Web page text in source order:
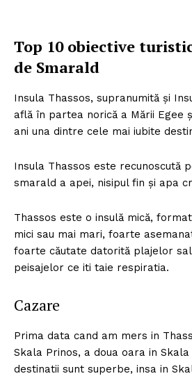
Top 10 obiective
de Smarald
Insula Thassos, supranumită şi
află în partea norică a Mării Egee
ani una dintre cele mai iubite
Insula Thassos este recunoscută
smarald a apei, nisipul fin şi apa
Thassos este o insulă mică,
mici sau mai mari, foarte
foarte căutate datorită plajelor
peisajelor ce iti taie respiratia.
Cazare
Prima data cand am mers in
Skala Prinos, a doua oara in
destinatii sunt superbe, insa in